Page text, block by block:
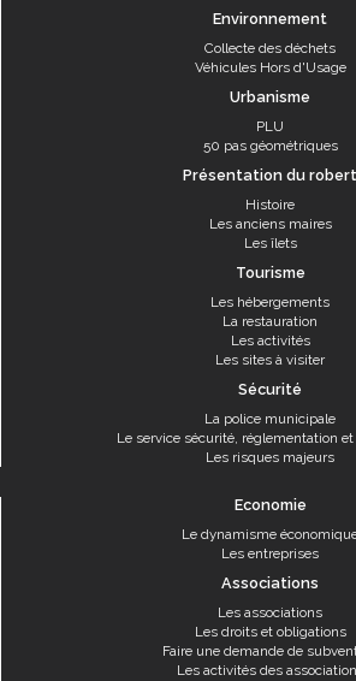
Environnement
Collecte des déchets
Véhicules Hors d'Usage
Urbanisme
PLU
50 pas géométriques
Présentation du robert
Histoire
Les anciens maires
Les îlets
Tourisme
Les hébergements
La restauration
Les activités
Les sites à visiter
Sécurité
La police municipale
Le service sécurité, réglementation
Les risques majeurs
Economie
Le dynamisme
Les entreprises
Associations
Les associations
Les droits et obligations
Faire une demande de
Les activités des